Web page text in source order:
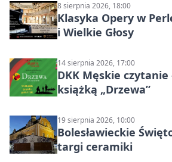
8 sierpnia 2026, 18:00
Klasyka Opery w
i Wielkie Głosy
14 sierpnia 2026, 17:00
DKK Męskie
książką „Drzewa”
19 sierpnia 2026, 10:00
Bolesławieckie
targi ceramiki